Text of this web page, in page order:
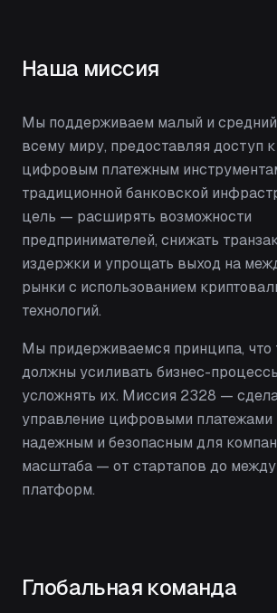
Наша миссия
Мы поддерживаем малый и средний
всему миру, предоставляя доступ
цифровым платежным
традиционной банковской
цель — расширять возможности
предпринимателей, снижать
издержки и упрощать выход на
рынки с использованием
технологий.
Мы придерживаемся принципа, что
должны усиливать бизнес-
усложнять их. Миссия 2328 —
управление цифровыми платежами
надежным и безопасным для
масштаба — от стартапов до
платформ.
Глобальная команда